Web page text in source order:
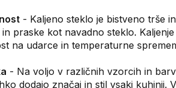
- Kaljeno steklo je bistveno trše
praske kot navadno steklo.
na udarce in temperaturne
- Na voljo v različnih vzorcih in
dodajo značaj in stil vsaki kuhinji.